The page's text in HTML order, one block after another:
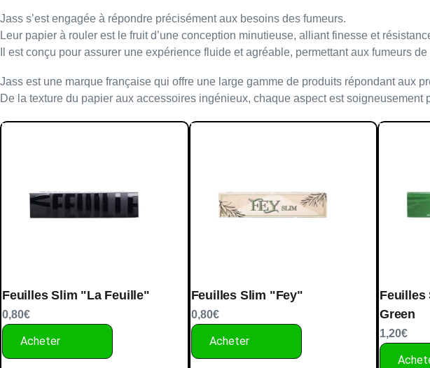
Jass s’est engagée à répondre précisément aux besoins des fumeurs.
Leur papier à rouler est le fruit d’une conception minutieuse, alliantfinesse et
Il est conçu pour assurer une expérience fluide et agréable, permettant aux fumeurs
Jass est une marque française qui offre une large gamme de produits répondant aux
De la texture du papier aux accessoires ingénieux, chaque aspect est soigneusement
Feuilles Slim "La Feuille"
0,80€
Acheter
Feuilles Slim "Fey"
0,80€
Acheter
Feuilles
Green
1,20€